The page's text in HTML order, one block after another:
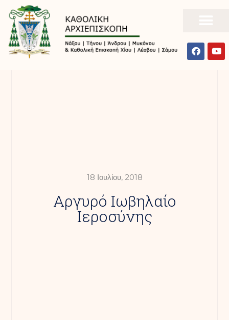
18 Ιουλίου, 2018
Αργυρό Ιωβηλαίο
Ιεροσύνης